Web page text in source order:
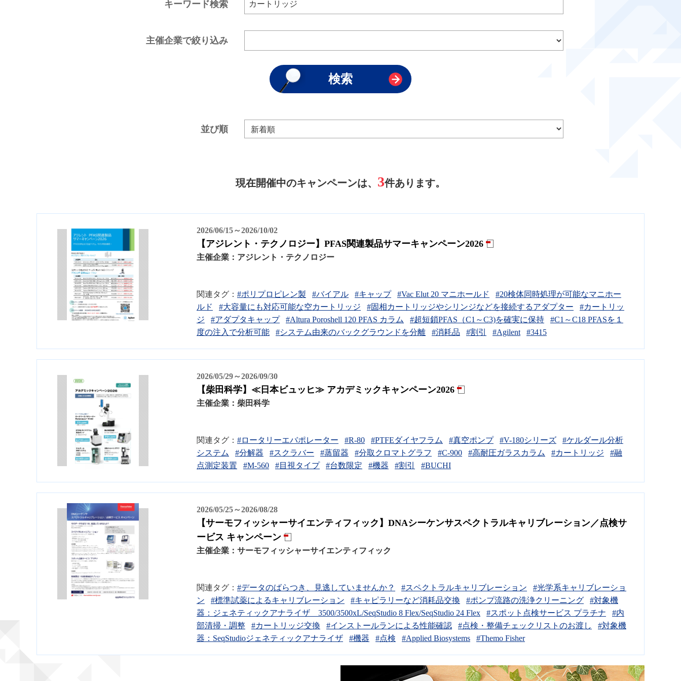
キーワード検索
主催企業で絞り込み
並び順
現在開催中のキャンペーンは、 3件あります。
2026/06/15～2026/10/02
【アジレント・テクノロジー】PFAS関連製品サマーキャンペーン2026
主催企業： アジレント・テクノロジー
関連タグ： #ポリプロピレン製 #バイアル #キャップ #Vac Elut 20 マニホールド
#20検体同時処理が可能なマニホー
ルド
#大容量にも対応可能な空カートリッジ #固相カートリッジやシリンジなどを接続するアダプター
#カートリッ
ジ
#アダプタキャップ #Altura Poroshell 120 PFAS カラム #超短鎖PFAS（C1～C3)を確実に保持
#C1～C18 PFASを１
度の注入で分析可能
#システム由来のバックグラウンドを分離 #消耗品 #割引 #Agilent #3415
2026/05/29～2026/09/30
【柴田科学】≪日本ビュッヒ≫ アカデミックキャンペーン2026
主催企業： 柴田科学
関連タグ： #ロータリーエバポレーター #R-80 #PTFEダイヤフラム #真空ポンプ #V-180シリーズ
#ケルダール分析
システム
#分解器 #スクラバー #蒸留器 #分取クロマトグラフ #C-900 #高耐圧ガラスカラム #カートリッジ
#融
点測定装置
#M-560 #目視タイプ #台数限定 #機器 #割引 #BUCHI
2026/05/25～2026/08/28
【サーモフィッシャーサイエンティフィック】DNAシーケンサスペクトラルキャリブレーション／点検サ
ービス キャンペーン
主催企業： サーモフィッシャーサイエンティフィック
関連タグ： #データのばらつき、見逃していませんか？ #スペクトラルキャリブレーション
#光学系キャリブレーショ
ン
#標準試薬によるキャリブレーション #キャピラリーなど消耗品交換 #ポンプ流路の洗浄クリーニング
#対象機
器：ジェネティックアナライザ 3500/3500xL/SeqStudio 8 Flex/SeqStudio 24 Flex
#スポット点検サービス プラチナ
#内
部清掃・調整
#カートリッジ交換 #インストールランによる性能確認 #点検・整備チェックリストのお渡し
#対象機
器：SeqStudioジェネティックアナライザ
#機器 #点検 #Applied Biosystems #Themo Fisher